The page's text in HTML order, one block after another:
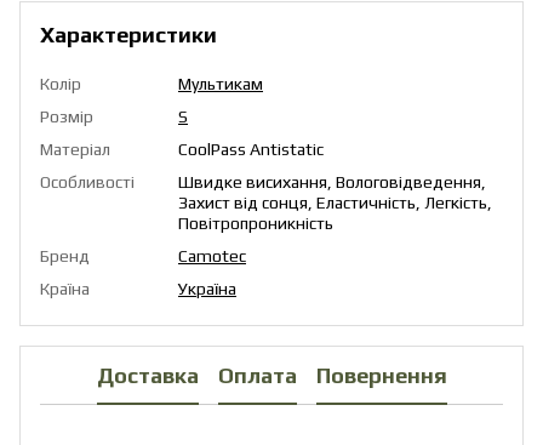
Характеристики
Колір
Мультикам
Розмір
S
Матеріал
CoolPass Antistatic
Особливості
Швидке висихання, Вологовідведення,
Захист від сонця, Еластичність, Легкість,
Повітропроникність
Бренд
Camotec
Країна
Україна
Доставка Оплата Повернення